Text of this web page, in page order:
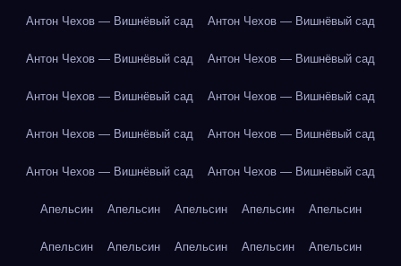
Антон Чехов — Вишнёвый сад Антон Чехов — Вишнёвый сад
Антон Чехов — Вишнёвый сад Антон Чехов — Вишнёвый сад
Антон Чехов — Вишнёвый сад Антон Чехов — Вишнёвый сад
Антон Чехов — Вишнёвый сад Антон Чехов — Вишнёвый сад
Антон Чехов — Вишнёвый сад Антон Чехов — Вишнёвый сад
Апельсин Апельсин Апельсин Апельсин Апельсин
Апельсин Апельсин Апельсин Апельсин Апельсин